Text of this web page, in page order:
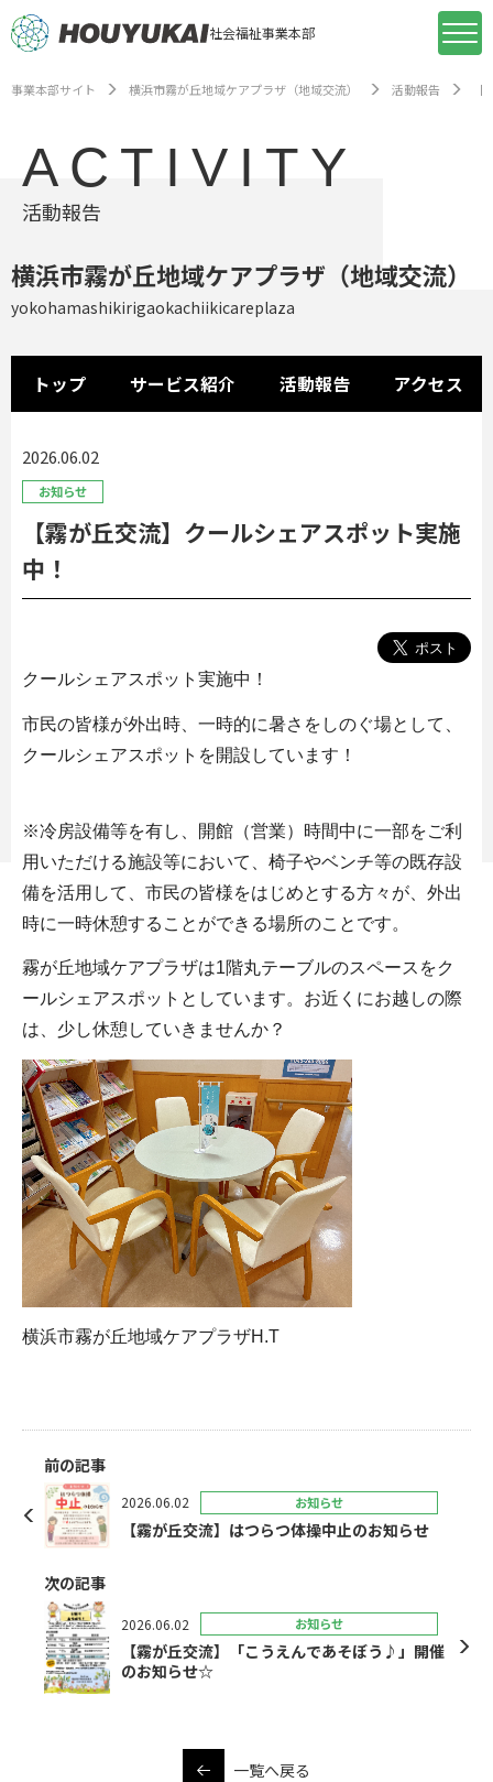
社会福祉事業本部
事業本部サイト 横浜市霧が丘地域ケアプラザ（地域交流） 活動報告
ACTIVITY
活動報告
横浜市霧が丘地域ケアプラザ（地域交流）
yokohamashikirigaokachiikicareplaza
トップ サービス紹介 活動報告 アクセス
2026.06.02
お知らせ
【霧が丘交流】クールシェアスポット実施
中！
クールシェアスポット実施中！
市民の皆様が外出時、一時的に暑さをしのぐ場として、
クールシェアスポットを開設しています！
※冷房設備等を有し、開館（営業）時間中に一部をご利
用いただける施設等において、椅子やベンチ等の既存設
備を活用して、市民の皆様をはじめとする方々が、外出
時に一時休憩することができる場所のことです。
霧が丘地域ケアプラザは1階丸テーブルのスペースをク
ールシェアスポットとしています。お近くにお越しの際
は、少し休憩していきませんか？
横浜市霧が丘地域ケアプラザH.T
前の記事
2026.06.02 お知らせ
【霧が丘交流】はつらつ体操中止のお知らせ
次の記事
2026.06.02 お知らせ
【霧が丘交流】「こうえんであそぼう♪」開催
のお知らせ☆
一覧へ戻る